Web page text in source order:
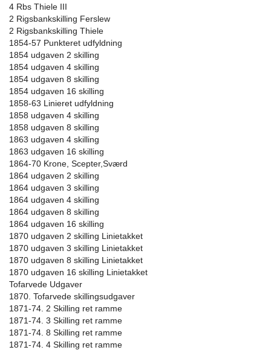
4 Rbs Thiele III
2 Rigsbankskilling Ferslew
2 Rigsbankskilling Thiele
1854-57 Punkteret udfyldning
1854 udgaven 2 skilling
1854 udgaven 4 skilling
1854 udgaven 8 skilling
1854 udgaven 16 skilling
1858-63 Linieret udfyldning
1858 udgaven 4 skilling
1858 udgaven 8 skilling
1863 udgaven 4 skilling
1863 udgaven 16 skilling
1864-70 Krone, Scepter,Sværd
1864 udgaven 2 skilling
1864 udgaven 3 skilling
1864 udgaven 4 skilling
1864 udgaven 8 skilling
1864 udgaven 16 skilling
1870 udgaven 2 skilling Linietakket
1870 udgaven 3 skilling Linietakket
1870 udgaven 8 skilling Linietakket
1870 udgaven 16 skilling Linietakket
Tofarvede Udgaver
1870. Tofarvede skillingsudgaver
1871-74. 2 Skilling ret ramme
1871-74. 3 Skilling ret ramme
1871-74. 8 Skilling ret ramme
1871-74. 4 Skilling ret ramme